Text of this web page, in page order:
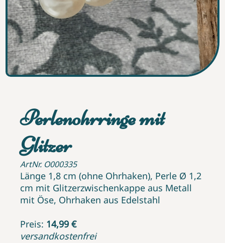
Perlenohrringe mit
Glitzer
ArtNr. O000335
Länge 1,8 cm (ohne Ohrhaken), Perle Ø 1,2
cm mit Glitzerzwischenkappe aus Metall
mit Öse, Ohrhaken aus Edelstahl
Preis: 14,99 €
versandkostenfrei